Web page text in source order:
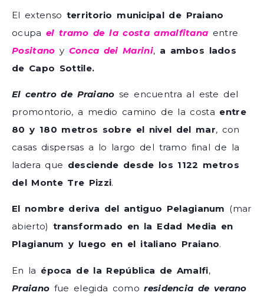
El extenso territorio municipal de Praiano
ocupa el tramo de la costa amalfitana entre
Positano y Conca dei Marini, a ambos lados
de Capo Sottile.
El centro de Praianose encuentra al este del
promontorio, a medio camino de la costa entre
80 y 180 metros sobre el nivel del mar, con
casas dispersas a lo largo del tramo final de la
ladera que desciende desde los 1122 metros
del Monte Tre Pizzi.
El nombre deriva del antiguo Pelagianum (mar
abierto) transformado en la Edad Media en
Plagianum y luego en el italiano Praiano.
En la época de la República de Amalfi,
Praiano fue elegida comoresidencia de verano